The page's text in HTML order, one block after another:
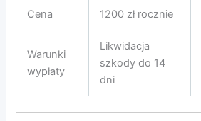
Cena 1200 zł rocznie
Warunki
wypłaty
Likwidacja
szkody do 14
dni